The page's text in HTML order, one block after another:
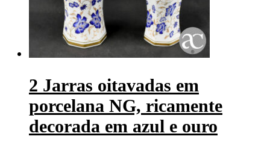
2 Jarras oitavadas em
porcelana NG, ricamente
decorada em azul e ouro